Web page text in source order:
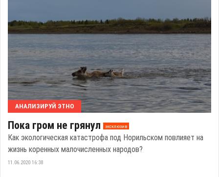
АНАЛИЗИРУЙ ЭТНО
Пока гром не грянул эксклюзив
Как экологическая катастрофа под Норильском повлияет на
жизнь коренных малочисленных народов?
11.06.2020 16:38